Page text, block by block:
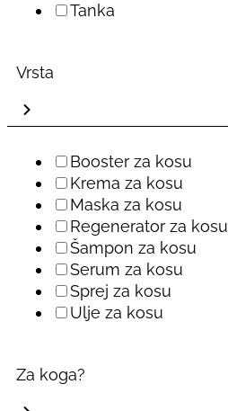
Tanka
Vrsta
Booster za kosu
Krema za kosu
Maska za kosu
Regenerator za kosu
Šampon za kosu
Serum za kosu
Sprej za kosu
Ulje za kosu
Za koga?